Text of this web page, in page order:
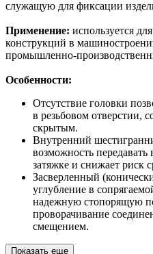
служащую для фиксации
Применение: используется
конструкций в
промышленно-
Особенности:
Отсутствие головки
в резьбовом отверстии,
скрытым.
Внутренний
возможность
затяжке и снижает риск
Засверленный
углубление в
надежную стопорящую
проворачивание
смещением.
Показать еще